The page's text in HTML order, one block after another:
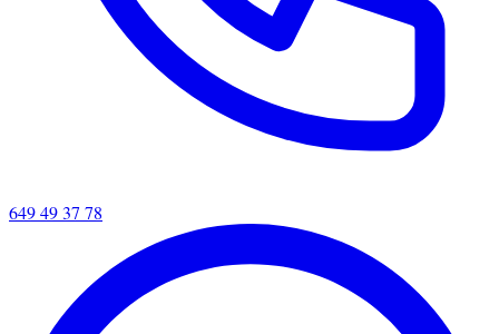
649 49 37 78